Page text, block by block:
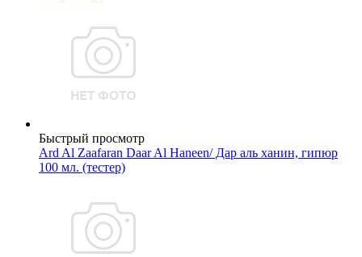
Быстрый просмотр
Ard Al Zaafaran Daar Al Haneen/ Дар аль ханин, гипюр
100 мл. (тестер)